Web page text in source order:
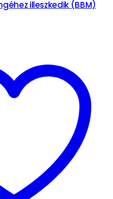
illeszkedik (BBM)